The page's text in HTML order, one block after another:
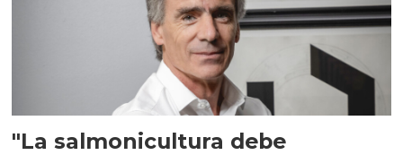
"La salmonicultura debe